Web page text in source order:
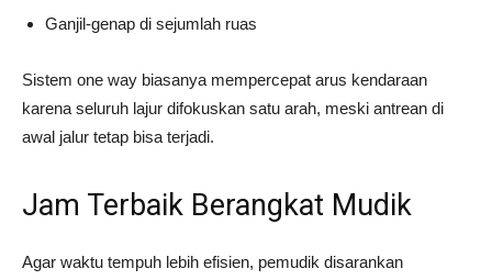
Ganjil-genap di sejumlah ruas
Sistem one way biasanya mempercepat arus kendaraan
karena seluruh lajur difokuskan satu arah, meski antrean di
awal jalur tetap bisa terjadi.
Jam Terbaik Berangkat Mudik
Agar waktu tempuh lebih efisien, pemudik disarankan